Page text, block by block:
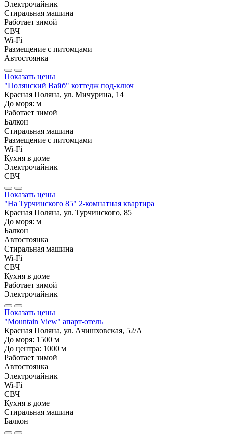
Электрочайник
Стиральная машина
Работает зимой
СВЧ
Wi-Fi
Размещение с питомцами
Автостоянка
Показать цены
"Полянский Вайб" коттедж под-ключ
Красная Поляна, ул. Мичурина, 14
До моря: м
Работает зимой
Балкон
Стиральная машина
Размещение с питомцами
Wi-Fi
Кухня в доме
Электрочайник
СВЧ
Показать цены
"На Турчинского 85" 2-комнатная квартира
Красная Поляна, ул. Турчинского, 85
До моря: м
Балкон
Автостоянка
Стиральная машина
Wi-Fi
СВЧ
Кухня в доме
Работает зимой
Электрочайник
Показать цены
"Mountain View" апарт-отель
Красная Поляна, ул. Ачишховская, 52/А
До моря: 1500 м
До центра: 1000 м
Работает зимой
Автостоянка
Электрочайник
Wi-Fi
СВЧ
Кухня в доме
Стиральная машина
Балкон